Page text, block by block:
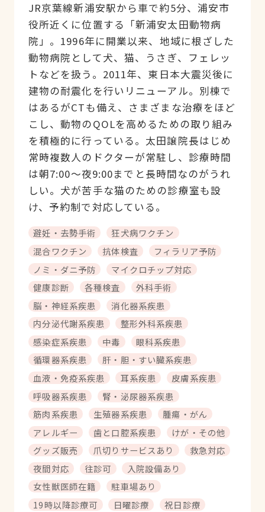
JR京葉線新浦安駅から車で約5分、浦安市
役所近くに位置する「新浦安太田動物病
院」。1996年に開業以来、地域に根ざした
動物病院として犬、猫、うさぎ、フェレッ
トなどを扱う。2011年、東日本大震災後に
建物の耐震化を行いリニューアル。別棟で
はあるがCTも備え、さまざまな治療をほど
こし、動物のQOLを高めるための取り組み
を積極的に行っている。太田譲院長はじめ
常時複数人のドクターが常駐し、診療時間
は朝7:00〜夜9:00までと長時間なのがうれ
しい。犬が苦手な猫のための診療室も設
け、予約制で対応している。
避妊・去勢手術
狂犬病ワクチン
混合ワクチン
抗体検査
フィラリア予防
ノミ・ダニ予防
マイクロチップ対応
健康診断
各種検査
外科手術
脳・神経系疾患
消化器系疾患
内分泌代謝系疾患
整形外科系疾患
感染症系疾患
中毒
眼科系疾患
循環器系疾患
肝・胆・すい臓系疾患
血液・免疫系疾患
耳系疾患
皮膚系疾患
呼吸器系疾患
腎・泌尿器系疾患
筋肉系疾患
生殖器系疾患
腫瘍・がん
アレルギー
歯と口腔系疾患
けが・その他
グッズ販売
爪切りサービスあり
救急対応
夜間対応
往診可
入院設備あり
女性獣医師在籍
駐車場あり
19時以降診療可
日曜診療
祝日診療